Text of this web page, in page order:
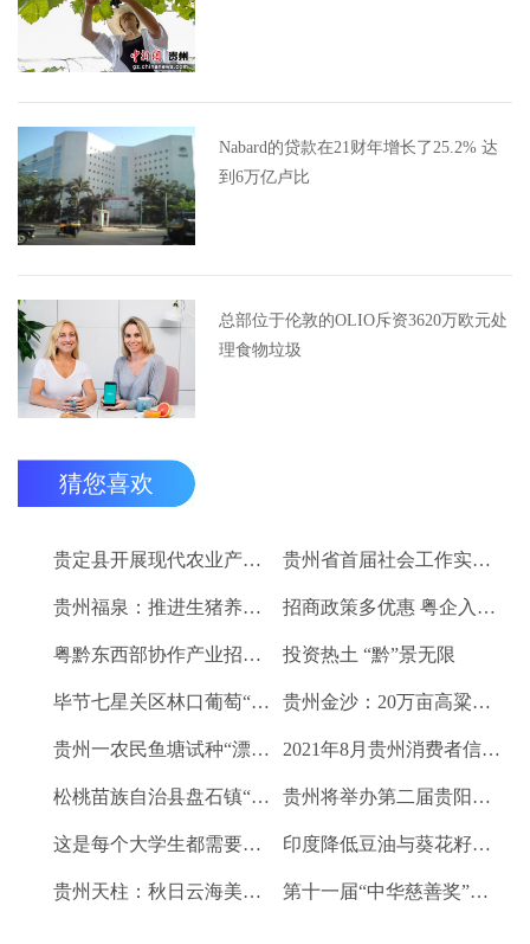
Nabard的贷款在21财年增长了25.2% 达
到6万亿卢比
总部位于伦敦的OLIO斥资3620万欧元处
理食物垃圾
猜您喜欢
贵定县开展现代农业产业“稻+N”田间示范技术培训 贵州省首届社会工作实务技能大赛启动
贵州福泉：推进生猪养殖现代化 开创产业发展新格局 招商政策多优惠 粤企入黔得实惠
粤黔东西部协作产业招商对接会将于9月8日举行 投资热土 “黔”景无限
毕节七星关区林口葡萄“卖”进羊城 贵州金沙：20万亩高粱、2.67万亩烤烟喜获丰收
贵州一农民鱼塘试种“漂浮水稻”获成功 亩产千斤稻谷 2021年8月贵州消费者信心及健康指数创下新高
松桃苗族自治县盘石镇“三驾马车”拉出人民群众平安幸福生活 贵州将举办第二届贵阳工业博览会
这是每个大学生都需要的1个金融工具 印度降低豆油与葵花籽油进口税以平息价格
贵州天柱：秋日云海美如画 第十一届“中华慈善奖”揭晓 贵州2企业1项目1人获奖